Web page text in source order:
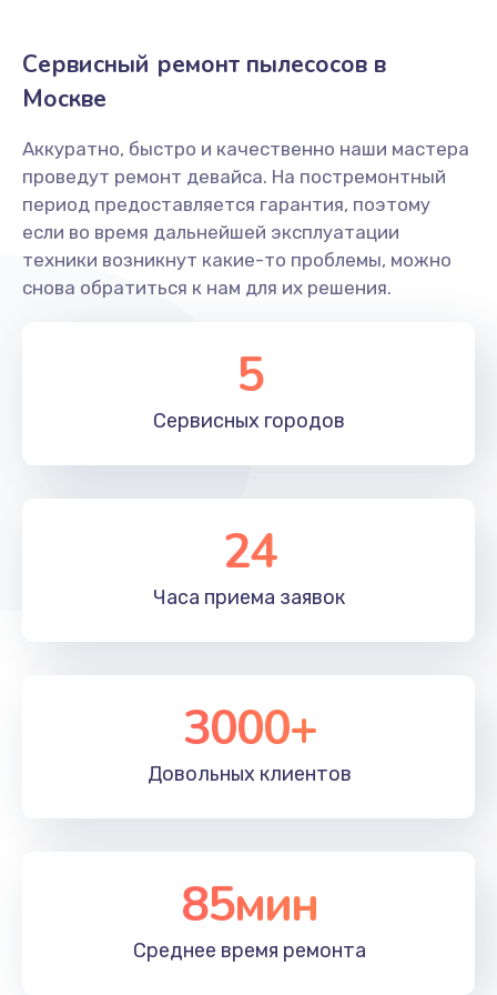
550 руб.
Прошивка пылесоса STIHL
500 руб.
Заказать
Ремонт привода
Заказать
Замена фильтров
Сервисный ремонт пылесосов в
Москве
Аккуратно, быстро и качественно наши мастера
проведут ремонт девайса. На постремонтный
период предоставляется гарантия, поэтому
если во время дальнейшей эксплуатации
техники возникнут какие-то проблемы, можно
снова обратиться к нам для их решения.
5
Сервисных городов
24
Часа приема заявок
3000+
Довольных клиентов
85мин
Среднее время ремонта